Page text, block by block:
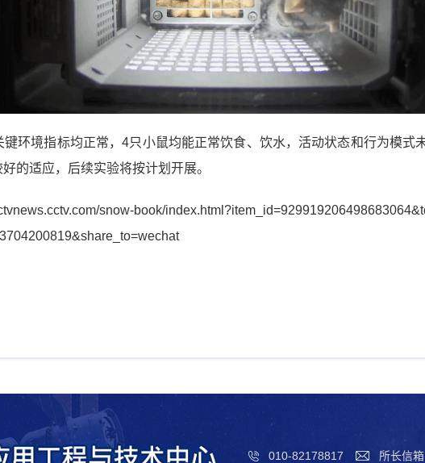
环境指标均正常，4只小鼠均能正常饮食、饮水，活动状态和行为模式
的适应，后续实验将按计划开展。
snow-book/
010-82178817 所长信